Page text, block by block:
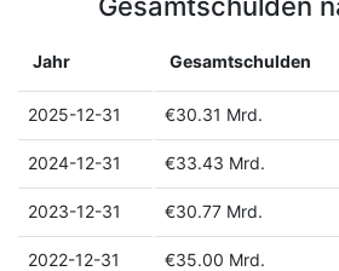
Jahr Gesamtschulden
2025-12-31 €30.31 Mrd.
2024-12-31 €33.43 Mrd.
2023-12-31 €30.77 Mrd.
2022-12-31 €35.00 Mrd.